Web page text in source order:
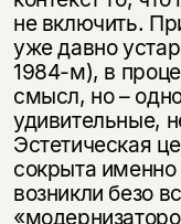
не включить.
уже давно
1984-м), в
смысл, но –
удивительные,
Эстетическая
сокрыта именно
возникли безо